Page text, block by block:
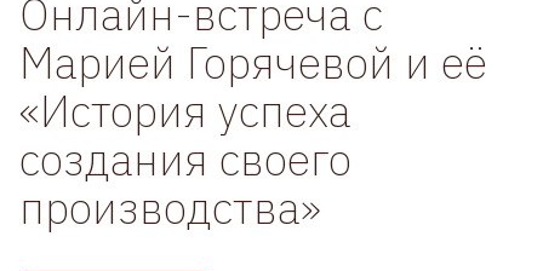
Онлайн-встреча с
Марией Горячевой и её
«История успеха
создания своего
производства»